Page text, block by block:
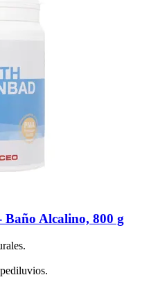
Baño Alcalino, 800 g